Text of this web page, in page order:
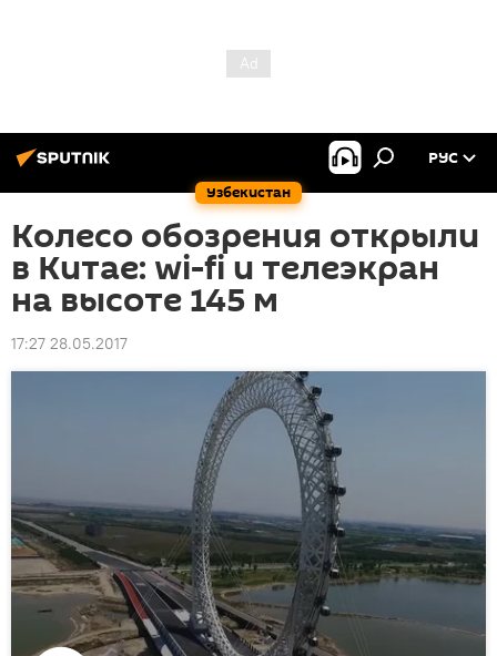
Узбекистан
РУС
Колесо обозрения открыли
в Китае: wi-fi и телеэкран
на высоте 145 м
17:27 28.05.2017